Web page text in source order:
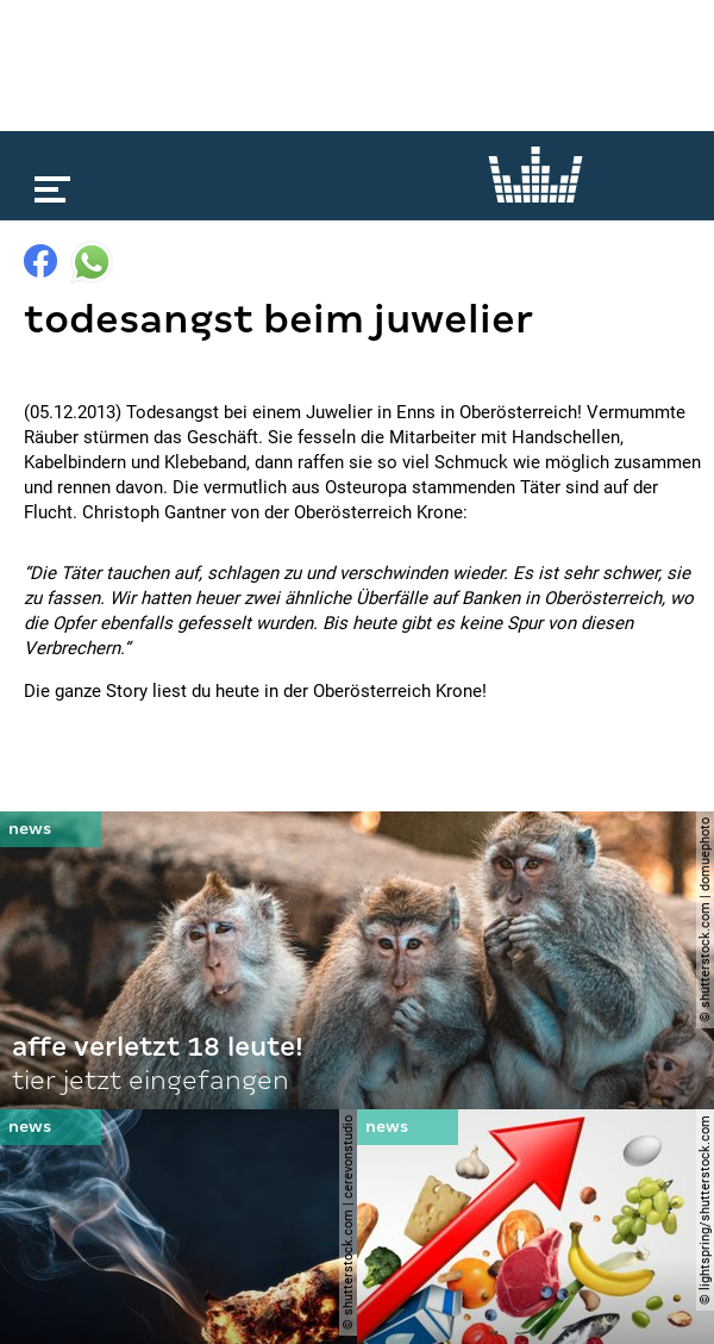
todesangst beim juwelier
(05.12.2013) Todesangst bei einem Juwelier in Enns in Oberösterreich! Vermummte
Räuber stürmen das Geschäft. Sie fesseln die Mitarbeiter mit Handschellen,
Kabelbindern und Klebeband, dann raffen sie so viel Schmuck wie möglich zusammen
und rennen davon. Die vermutlich aus Osteuropa stammenden Täter sind auf der
Flucht. Christoph Gantner von der Oberösterreich Krone:
“Die Täter tauchen auf, schlagen zu und verschwinden wieder. Es ist sehr schwer, sie
zu fassen. Wir hatten heuer zwei ähnliche Überfälle auf Banken in Oberösterreich, wo
die Opfer ebenfalls gefesselt wurden. Bis heute gibt es keine Spur von diesen
Verbrechern.“
Die ganze Story liest du heute in der Oberösterreich Krone!
© shutterstock.com | domuephoto
affe verletzt 18 leute!
tier jetzt eingefangen
© shutterstock.com | cerevonstudio © lightspring/shutterstock.com